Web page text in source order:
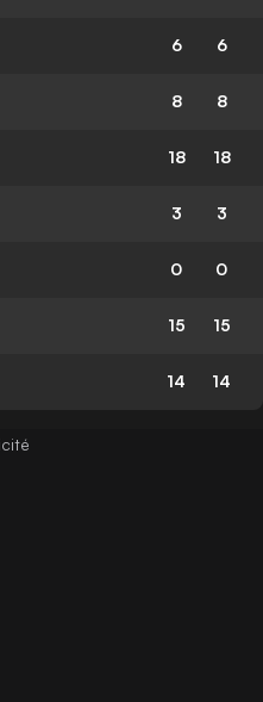
6 6
8 8
18 18
3 3
0 0
15 15
14 14